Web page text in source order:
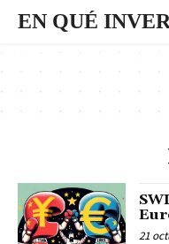
EN QUÉ
21